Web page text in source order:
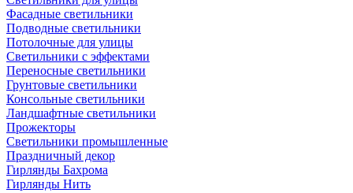
Фасадные светильники
Подводные светильники
Потолочные для улицы
Светильники с эффектами
Переносные светильники
Грунтовые светильники
Консольные светильники
Ландшафтные светильники
Прожекторы
Светильники промышленные
Праздничный декор
Гирлянды Бахрома
Гирлянды Нить